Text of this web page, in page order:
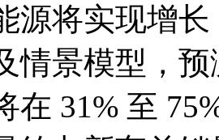
源将实现增
情景模型，
在 31% 至